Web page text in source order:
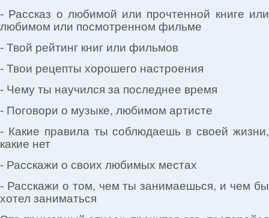
- Рассказ о любимой или прочтенной книге или
любимом или посмотренном фильме
- Твой рейтинг книг или фильмов
- Твои рецепты хорошего настроения
- Чему ты научился за последнее время
- Поговори о музыке, любимом артисте
- Какие правила ты соблюдаешь в своей жизни,
какие нет
- Расскажи о своих любимых местах
- Расскажи о том, чем ты занимаешься, и чем бы
хотел заниматься